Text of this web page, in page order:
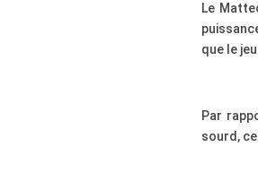
Le
que le
Par
sourd,